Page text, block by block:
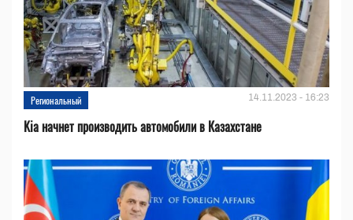
Региональный 14.11.2023 - 16:23
Kia начнет производить автомобили в Казахстане